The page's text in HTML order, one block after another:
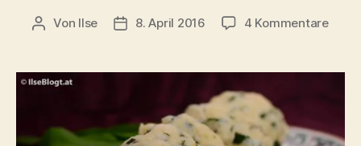
Beitragsautor
Von Ilse Beitragsdatum
8. April 2016 4 Kommentarezu